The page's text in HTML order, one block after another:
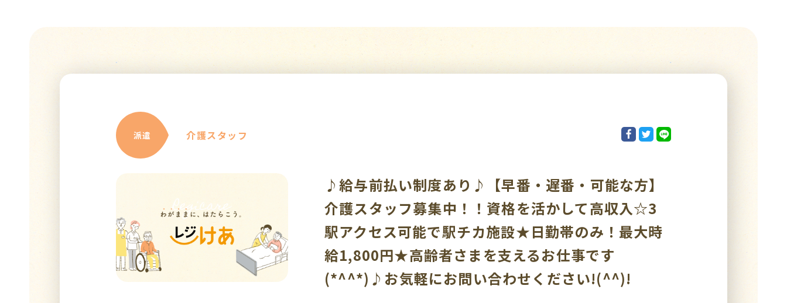
派遣 介護スタッフ
♪給与前払い制度あり♪【早番・遅番・可能な方】
介護スタッフ募集中！！資格を活かして高収入☆3
駅アクセス可能で駅チカ施設★日勤帯のみ！最大時
給1,800円★高齢者さまを支えるお仕事です
(*^^*)♪お気軽にお問い合わせください!(^^)!